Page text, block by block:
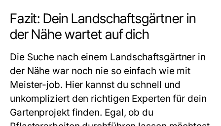
Fazit: Dein Landschaftsgärtner in
der Nähe wartet auf dich
Die Suche nach einem Landschaftsgärtner in
der Nähe war noch nie so einfach wie mit
Meister-job. Hier kannst du schnell und
unkompliziert den richtigen Experten für dein
Gartenprojekt finden. Egal, ob du